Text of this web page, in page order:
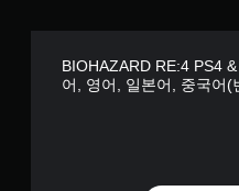
BIOHAZARD RE:4 PS4
어, 영어, 일본어, 중국어(